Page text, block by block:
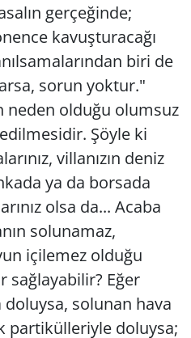
gerçeğinde;
kavuşturacağı
biri de
sorun yoktur."
neden olduğu olumsuz
edilmesidir. Şöyle ki
villanızın deniz
ya da borsada
olsa da... Acaba
solunamaz,
içilemez olduğu
sağlayabilir? Eğer
solunan hava
partikülleriyle doluysa;